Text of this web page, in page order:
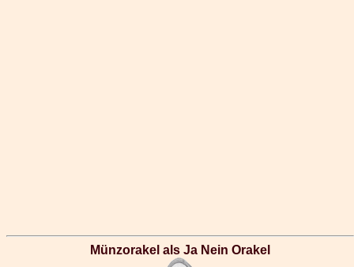
Münzorakel als Ja Nein Orakel